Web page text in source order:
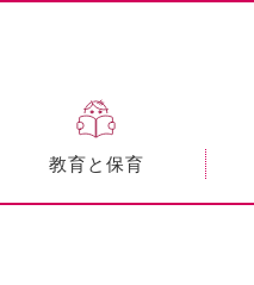
教育と保育